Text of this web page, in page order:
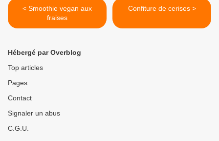
< Smoothie vegan aux
fraises
Confiture de cerises >
Hébergé par Overblog
Top articles
Pages
Contact
Signaler un abus
C.G.U.